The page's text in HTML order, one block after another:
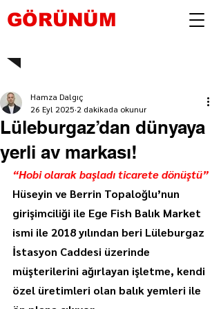
GÖRÜNÜM
Lüleburgaz’dan dünyaya
yerli av markası!
Hamza Dalgıç
26 Eyl 2025 2 dakikada okunur
“Hobi olarak başladı ticarete dönüştü”
Hüseyin ve Berrin Topaloğlu’nun
girişimciliği ile Ege Fish Balık Market
ismi ile 2018 yılından beri Lüleburgaz
İstasyon Caddesi üzerinde
müşterilerini ağırlayan işletme, kendi
özel üretimleri olan balık yemleri ile